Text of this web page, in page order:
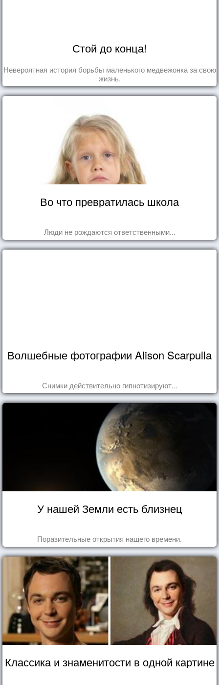
Стой до конца!
Невероятная история борьбы маленького медвежонка за свою
жизнь.
Во что превратилась школа
Люди не рождаются ответственными...
Волшебные фотографии Alison Scarpulla
Снимки действительно гипнотизируют...
У нашей Земли есть близнец
Поразительные открытия нашего времени.
Классика и знаменитости в одной картине